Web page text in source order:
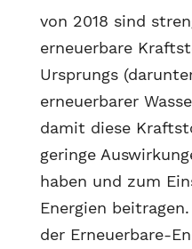
von 2018 sind
erneuerbare
Ursprungs
erneuerbarer
damit diese
geringe
haben und zum
Energien
der Erneuerbare-